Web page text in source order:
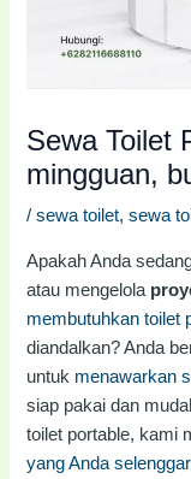
Sewa Toilet
mingguan,
/sewa toilet,sewa
Apakah Anda
atau mengelola
membutuhkan toilet
diandalkan? Anda
untuk menawarkan
siap pakai dan
toilet portable, kami
yang Anda